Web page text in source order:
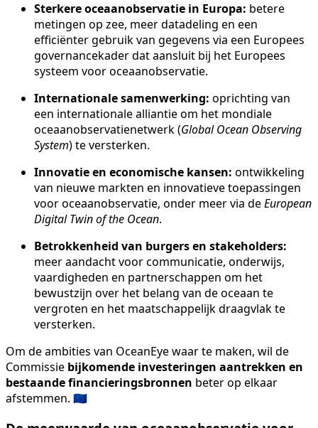
Sterkere oceaanobservatie in Europa: betere
metingen op zee, meer datadeling en een
efficiënter gebruik van gegevens via een Europees
governancekader dat aansluit bij het Europees
systeem voor oceaanobservatie.
Internationale samenwerking: oprichting van
een internationale alliantie om het mondiale
oceaanobservatienetwerk (Global Ocean Observing
System) te versterken.
Innovatie en economische kansen: ontwikkeling
van nieuwe markten en innovatieve toepassingen
voor oceaanobservatie, onder meer via deEuropean
Digital Twin of the Ocean.
Betrokkenheid van burgers en stakeholders:
meer aandacht voor communicatie, onderwijs,
vaardigheden en partnerschappen om het
bewustzijn over het belang van de oceaan te
vergroten en het maatschappelijk draagvlak te
versterken.
Om de ambities van OceanEye waar te maken, wil de
Commissie bijkomende investeringen aantrekken en
bestaande financieringsbronnen beter op elkaar
afstemmen. 🇪🇺